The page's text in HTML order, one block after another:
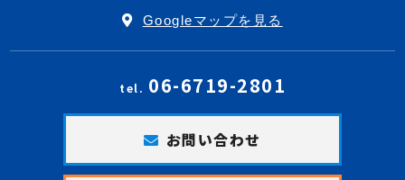
Googleマップを見る
tel. 06-6719-2801
お問い合わせ